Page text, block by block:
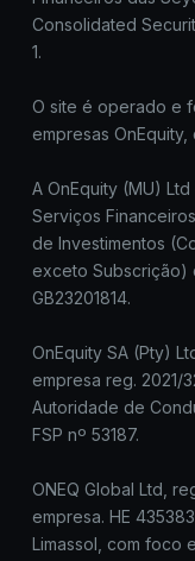
Consolidated
1.
O site é operado e
empresas OnEquity,
A OnEquity (MU)
Serviços
de Investimentos
exceto Subscrição)
GB23201814.
OnEquity SA (Pty)
empresa reg. 2021/
Autoridade de
FSP nº 53187.
ONEQ Global Ltd,
empresa. HE
Limassol, com foco